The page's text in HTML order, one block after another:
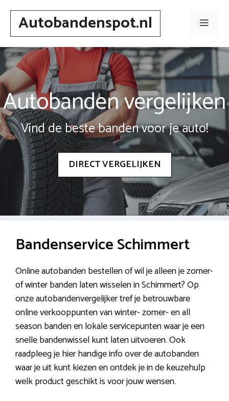
Spring
inhoudAutobandenspot.nl Menu
Autobanden vergelijken
Vind de beste banden voor je auto!
DIRECT VERGELIJKEN
Bandenservice Schimmert
Online autobanden bestellen of wil je alleen je zomer-
of winter banden laten wisselen in Schimmert? Op
onze autobandenvergelijker tref je betrouwbare
online verkooppunten van winter- zomer- en all
season banden en lokale servicepunten waar je een
snelle bandenwissel kunt laten uitvoeren. Ook
raadpleeg je hier handige info over de autobanden
waar je uit kunt kiezen en ontdek je in de keuzehulp
welk product geschikt is voor jouw wensen.